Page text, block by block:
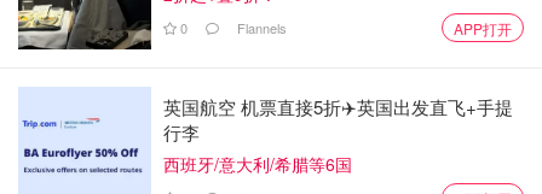
£69.00
& Other Stories
购买
在夏天你永远需要这样一双凉鞋，一字带+中跟。几乎没有
0 Flannels APP打开
英国航空 机票直接5折✈️英国出发直飞+手提
行李
西班牙/意大利/希腊等6国